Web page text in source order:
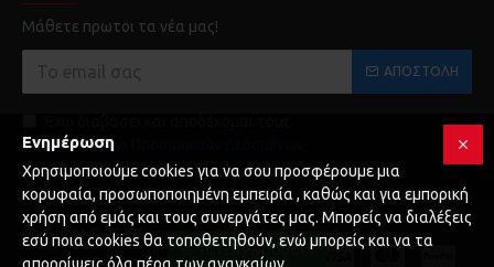
Μάθετε πρωτοι τα νέα μας!
ΑΠΟΣΤΟΛΉ
Προστασία Προσωπικών Δεδομένων
Copyright © 2025 Karagianni, All Rights Reserved
Ενημέρωση
Χρησιμοποιούμε cookies για να σου προσφέρουμε μια
κορυφαία, προσωποποιημένη εμπειρία , καθώς και για εμπορική
χρήση από εμάς και τους συνεργάτες μας. Μπορείς να διαλέξεις
εσύ ποια cookies θα τοποθετηθούν, ενώ μπορείς και να τα
FILTER PRODUCTS